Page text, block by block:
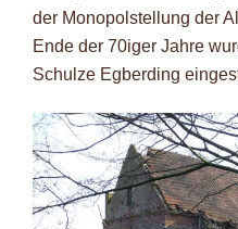
der Monopolstellung der
Ende der 70iger Jahre
Schulze Egberding